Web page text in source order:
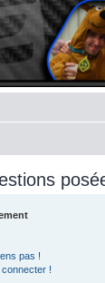
pas !
!